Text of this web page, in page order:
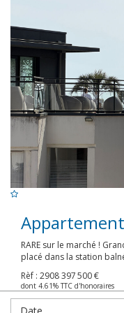
Appartement
RARE sur le marché !
placé dans la station
Rèf : 2908397 500 €
dont 4.61% TTC d'honoraires
Date